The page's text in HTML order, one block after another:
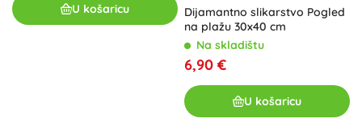
U košaricu
Dijamantno slikarstvo Pogled
na plažu 30x40 cm
Na skladištu
6,90 €
U košaricu